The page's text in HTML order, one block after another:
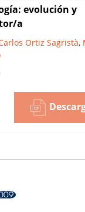
evolución y
a
Ortiz Sagristà,